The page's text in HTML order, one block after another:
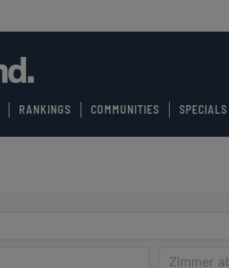
RANKINGS COMMUNITIES SPECIALS